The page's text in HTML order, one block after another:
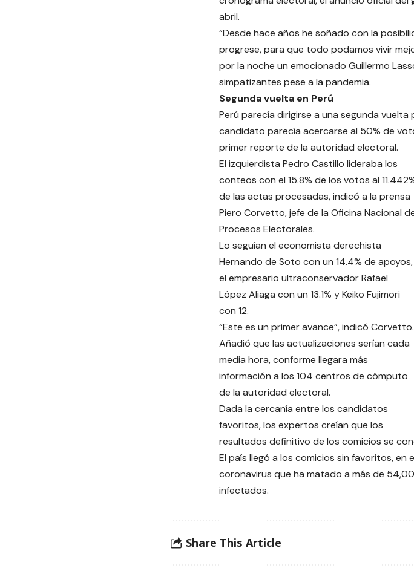
abril.
“Desde hace años he soñado con la
progrese, para que todo podamos vivir
por la noche un emocionado Guillermo
simpatizantes pese a la pandemia.
Segunda vuelta en Perú
Perú parecía dirigirse a una segunda
candidato parecía acercarse al 50% de
primer reporte de la autoridad electoral.
El izquierdista Pedro Castillo lideraba los
conteos con el 15.8% de los votos al
de las actas procesadas, indicó a la prensa
Piero Corvetto, jefe de la Oficina Nacional
Procesos Electorales.
Lo seguían el economista derechista
Hernando de Soto con un 14.4% de apoyos,
el empresario ultraconservador Rafael
López Aliaga con un 13.1% y Keiko Fujimori
con 12.
“Este es un primer avance”, indicó Corvetto.
Añadió que las actualizaciones serían cada
media hora, conforme llegara más
información a los 104 centros de cómputo
de la autoridad electoral.
Dada la cercanía entre los candidatos
favoritos, los expertos creían que los
resultados definitivo de los comicios se
El país llegó a los comicios sin favoritos,
coronavirus que ha matado a más de
infectados.
Share This Article